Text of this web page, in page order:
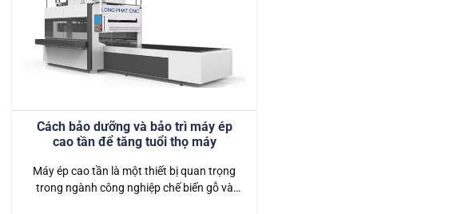
Cách bảo dưỡng và bảo trì máy ép
cao tần để tăng tuổi thọ máy
Máy ép cao tần là một thiết bị quan trọng
trong ngành công nghiệp chế biến gỗ và